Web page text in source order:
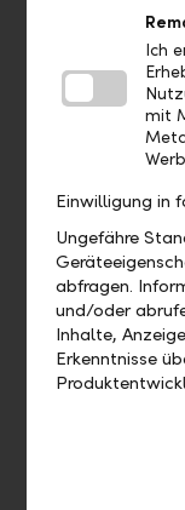
Wo finde
Wo finde
Aufträge
Bis wann
freigeben,
Ich
mit
Einwilligung in
Ungefähre
abfragen.
und/oder
Inhalte,
Erkenntnisse